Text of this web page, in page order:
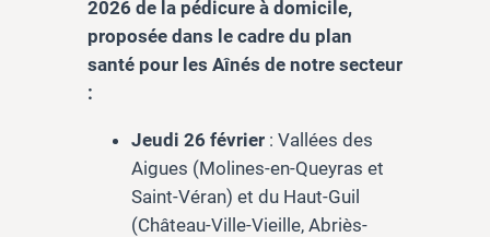
2026 de la pédicure à domicile,
proposée dans le cadre du plan
santé pour les Aînés de notre secteur
:
Jeudi 26 février : Vallées des
Aigues (Molines-en-Queyras et
Saint-Véran) et du Haut-Guil
(Château-Ville-Vieille, Abriès-